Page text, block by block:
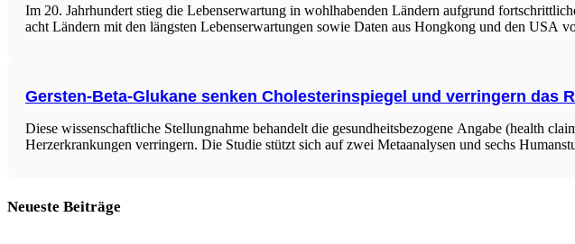
Im 20. Jahrhundert stieg die Lebenserwartung in wohlhabenden Ländern aufgrund
acht Ländern mit den längsten Lebenserwartungen sowie Daten aus Hongkong und den USA
Gersten-Beta-Glukane senken Cholesterinspiegel und verringern das
Diese wissenschaftliche Stellungnahme behandelt die gesundheitsbezogene Angabe (health
Herzerkrankungen verringern. Die Studie stützt sich auf zwei Metaanalysen und sechs
Neueste Beiträge